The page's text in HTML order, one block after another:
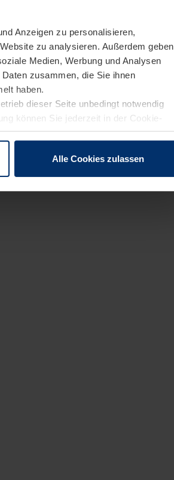
Anzeigen zu personalisieren,
zu analysieren. Außerdem geben
Medien, Werbung und Analysen
zusammen, die Sie ihnen
haben.
dieser Seite unbedingt notwendig
können Sie jederzeit in der Cookie-
Alle Cookies zulassen